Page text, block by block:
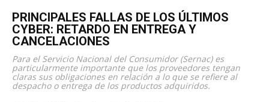
PRINCIPALES FALLAS DE LOS ÚLTIMOS
CYBER: RETARDO EN ENTREGA Y
CANCELACIONES
Para el Servicio Nacional del Consumidor (Sernac) es
particularmente importante que los proveedores tengan
claras sus obligaciones en relación a lo que se refiere al
despacho o entrega de los productos adquiridos.